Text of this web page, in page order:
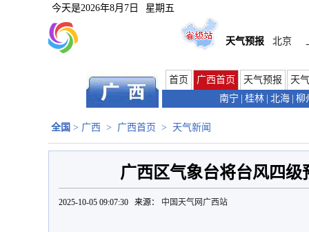
今天是2026年8月7日 星期五
天气预报 北京
首页 广西首页 天气预报
天
南宁
桂林 北海 柳
全国 > 广西 > 广西首页 > 天气新闻
广西区气象台将台风四级
2025-10-05 09:07:30 来源： 中国天气网广西站